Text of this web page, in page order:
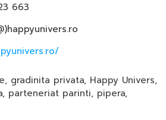
663
, gradinita privata, Happy Univers,
, parteneriat parinti, pipera,